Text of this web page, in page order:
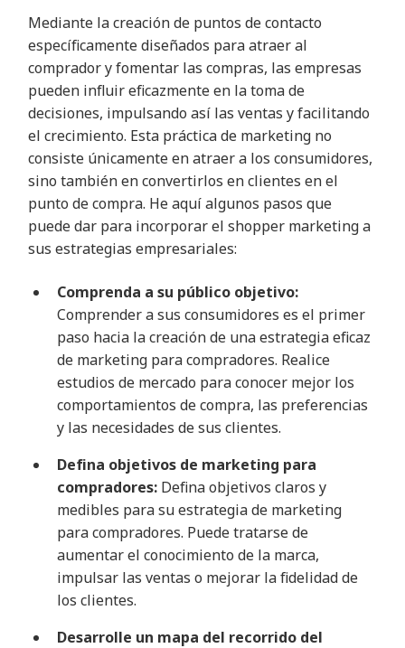
Mediante la creación de puntos de contacto
específicamente diseñados para atraer al
comprador y fomentar las compras, las empresas
pueden influir eficazmente en la toma de
decisiones, impulsando así las ventas y facilitando
el crecimiento. Esta práctica de marketing no
consiste únicamente en atraer a los consumidores,
sino también en convertirlos en clientes en el
punto de compra. He aquí algunos pasos que
puede dar para incorporar el shopper marketing a
sus estrategias empresariales:
Comprenda a su público objetivo:
Comprender a sus consumidores es el primer
paso hacia la creación de una estrategia eficaz
de marketing para compradores. Realice
estudios de mercado para conocer mejor los
comportamientos de compra, las preferencias
y las necesidades de sus clientes.
Defina objetivos de marketing para
compradores: Defina objetivos claros y
medibles para su estrategia de marketing
para compradores. Puede tratarse de
aumentar el conocimiento de la marca,
impulsar las ventas o mejorar la fidelidad de
los clientes.
Desarrolle un mapa del recorrido del